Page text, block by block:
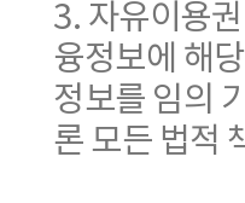
3. 자유이용
융정보에 해
정보를 임의
론 모든 법적